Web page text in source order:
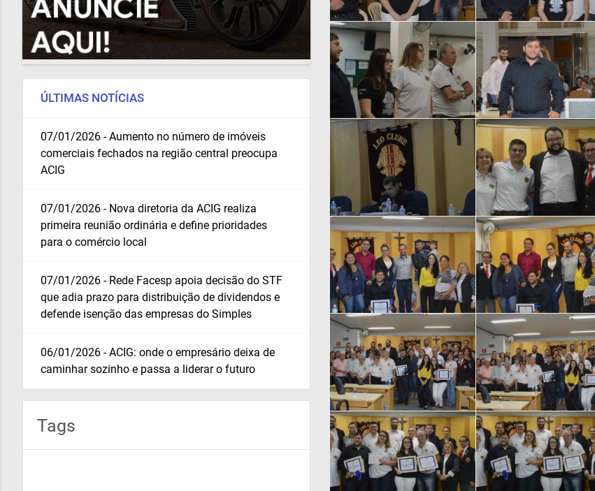
ÚLTIMAS NOTÍCIAS
07/01/2026 - Aumento no número de imóveis
comerciais fechados na região central preocupa
ACIG
07/01/2026 - Nova diretoria da ACIG realiza
primeira reunião ordinária e define prioridades
para o comércio local
07/01/2026 - Rede Facesp apoia decisão do STF
que adia prazo para distribuição de dividendos e
defende isenção das empresas do Simples
06/01/2026 - ACIG: onde o empresário deixa de
caminhar sozinho e passa a liderar o futuro
Tags